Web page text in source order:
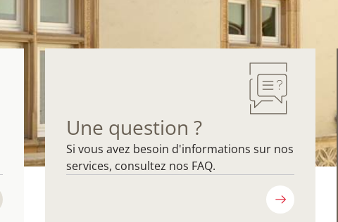
Une question ?
Si vous avez besoin d'informations sur nos
services, consultez nos FAQ.